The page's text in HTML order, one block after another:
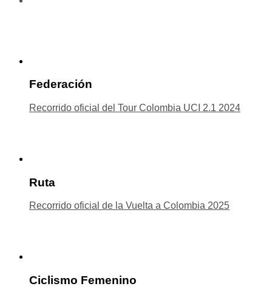
Federación
Recorrido oficial del Tour Colombia UCI 2.1 2024
Ruta
Recorrido oficial de la Vuelta a Colombia 2025
Ciclismo Femenino